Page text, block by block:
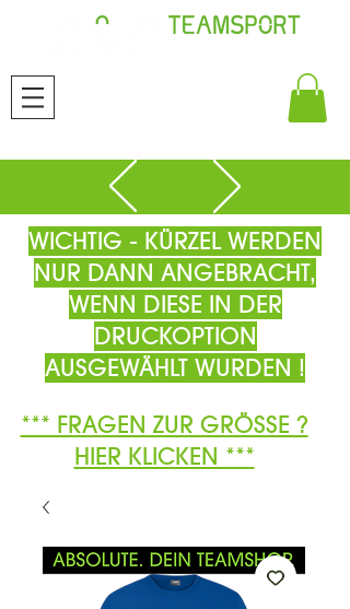
WICHTIG - KÜRZEL WERDEN
NUR DANN ANGEBRACHT,
WENN DIESE IN DER
DRUCKOPTION
AUSGEWÄHLT WURDEN !
*** FRAGEN ZUR GRÖSSE ?
HIER KLICKEN ***